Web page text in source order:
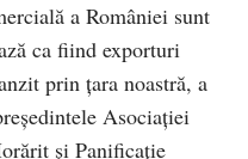
a României sunt
ca fiind exporturi
prin ţara noastră, a
Asociaţiei
şi Panificaţie